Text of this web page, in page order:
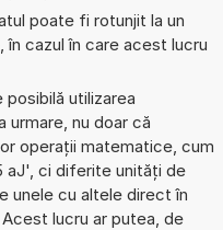
poate fi rotunjit la un
în cazul în care acest lucru
utilizarea
urmare, nu doar că
operații matematice, cum
ci diferite unități de
unele cu altele direct în
lucru ar putea, de